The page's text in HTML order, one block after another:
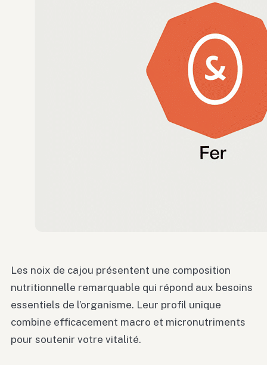
Les noix de cajou présentent une composition
nutritionnelle remarquable qui répond aux besoins
essentiels de l’organisme. Leur profil unique
combine efficacement macro et micronutriments
pour soutenir votre vitalité.